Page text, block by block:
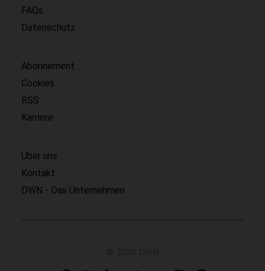
FAQs
Datenschutz
Abonnement
Cookies
RSS
Karriere
Über uns
Kontakt
DWN - Das Unternehmen